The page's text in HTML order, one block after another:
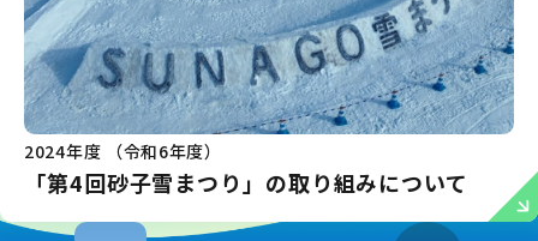
2024年度 （令和6年度）
「第4回砂子雪まつり」の取り組みについて